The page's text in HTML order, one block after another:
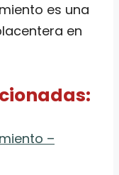
es una
en
–